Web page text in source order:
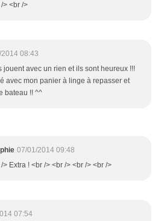
> <br />
08:43
jouent avec un rien et ils sont heureux !!!
avec mon panier à linge à repasser et
bateau !! ^^
07/01/2014 09:48
> Extra ! <br /> <br /> <br /> <br />
07:54